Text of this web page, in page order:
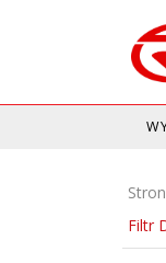
Filtr